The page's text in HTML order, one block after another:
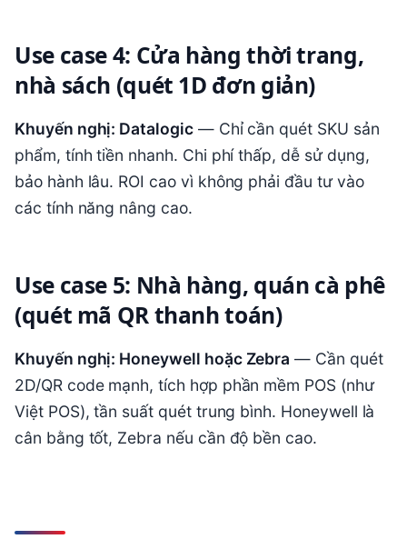
Use case 4: Cửa hàng thời trang,
nhà sách (quét 1D đơn giản)
Khuyến nghị: Datalogic— Chỉ cần quét SKU sản
phẩm, tính tiền nhanh. Chi phí thấp, dễ sử dụng,
bảo hành lâu. ROI cao vì không phải đầu tư vào
các tính năng nâng cao.
Use case 5: Nhà hàng, quán cà phê
(quét mã QR thanh toán)
Khuyến nghị: Honeywell hoặc Zebra — Cần quét
2D/QR code mạnh, tích hợp phần mềm POS (như
Việt POS), tần suất quét trung bình. Honeywell là
cân bằng tốt, Zebra nếu cần độ bền cao.